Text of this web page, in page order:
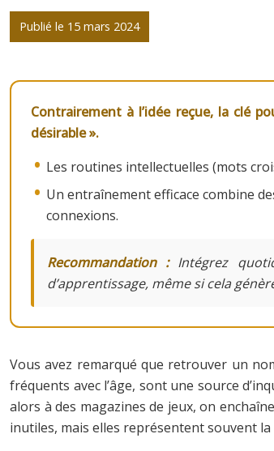
Publié le 15 mars 2024
Contrairement à l’idée reçue, la clé
désirable ».
Les routines intellectuelles (mots
Un entraînement efficace combine
connexions.
Recommandation :Intégrez
d’apprentissage, même si cela
Vous avez remarqué que retrouver un
fréquents avec l’âge, sont une source
alors à des magazines de jeux, on
inutiles, mais elles représentent souvent